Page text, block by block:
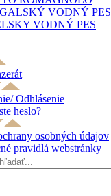
VODNÝ PES
VODNÝ PES
Odhlásenie
heslo?
osobných údajov
pravidlá webstránky